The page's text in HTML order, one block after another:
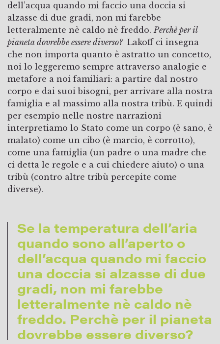
dell’acqua quando mi faccio una doccia si
alzasse di due gradi, non mi farebbe
letteralmente nè caldo nè freddo.Perchè per il
pianeta dovrebbe essere diverso?Lakoff ci insegna
che non importa quanto è astratto un concetto,
noi lo leggeremo sempre attraverso analogie e
metafore a noi familiari: a partire dal nostro
corpo e dai suoi bisogni, per arrivare alla nostra
famiglia e al massimo alla nostra tribù. E quindi
per esempio nelle nostre narrazioni
interpretiamo lo Stato come un corpo (è sano, è
malato) come un cibo (è marcio, è corrotto),
come una famiglia (un padre o una madre che
ci detta le regole e a cui chiedere aiuto) o una
tribù (contro altre tribù percepite come
diverse).
Se la temperatura dell’aria
quando sono all’aperto o
dell’acqua quando mi faccio
una doccia si alzasse di due
gradi, non mi farebbe
letteralmente nè caldo nè
freddo. Perchè per il pianeta
dovrebbe essere diverso?